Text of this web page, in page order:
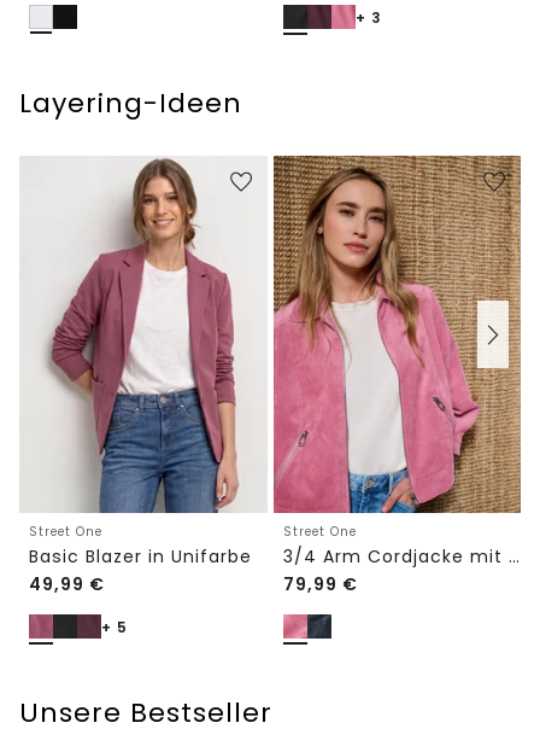
+ 3
Layering-Ideen
Street One
Basic Blazer in Unifarbe
49,99 €
+ 5
Street One
3/4 Arm Cordjacke mit Hemdkragen
79,99 €
Unsere Bestseller